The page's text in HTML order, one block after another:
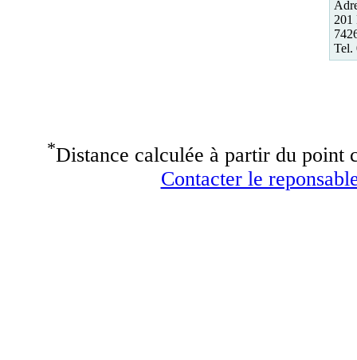
201
Tel.
*Distance calculée à partir du point
Contacter le